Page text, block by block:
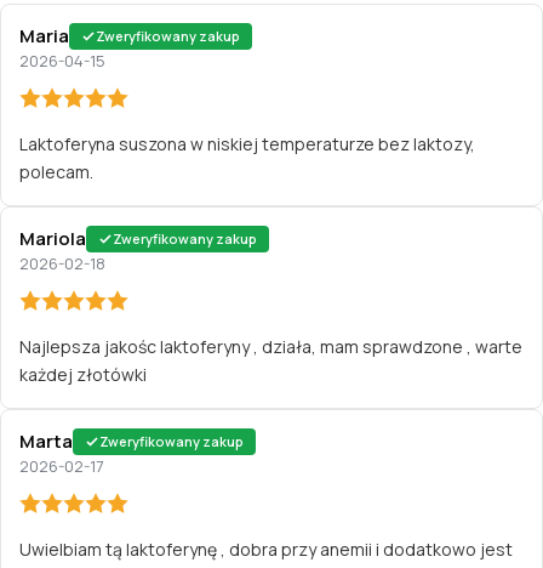
Maria Zweryfikowany zakup
2026-04-15
Laktoferyna suszona w niskiej temperaturze bez laktozy,
polecam.
Mariola Zweryfikowany zakup
2026-02-18
Najlepsza jakośc laktoferyny , działa, mam sprawdzone , warte
każdej złotówki
Marta Zweryfikowany zakup
2026-02-17
Uwielbiam tą laktoferynę , dobra przy anemii i dodatkowo jest